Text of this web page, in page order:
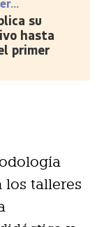
su
hasta
primer
los talleres